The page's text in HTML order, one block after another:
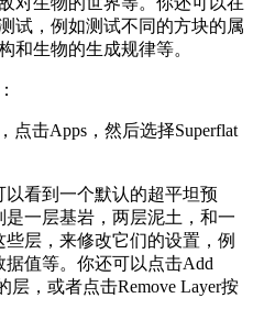
试，例如测试不同的方块的属
和生物的生成规律等。
点击Apps，然后选择Superflat
以看到一个默认的超平坦预
一层基岩，两层泥土，和一
层，来修改它们的设置，例
值等。你还可以点击Add
层，或者点击Remove Layer按